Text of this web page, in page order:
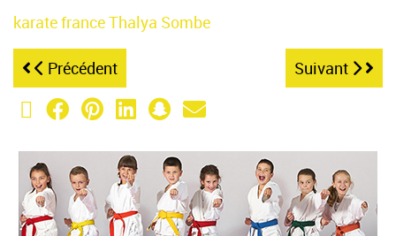
karatefranceThalya Sombe
Précédent Suivant
X (Twitter)
Facebook
Pinterest
LinkedIn
Snapchat
Email